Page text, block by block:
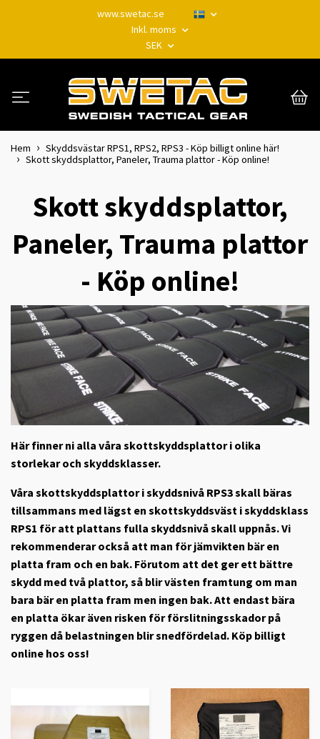
www.swetac.se
Inkl. moms
SEK
Hem
Skyddsvästar RPS1, RPS2, RPS3 - Köp billigt online här!
Skott skyddsplattor, Paneler, Trauma plattor - Köp online!
Skott skyddsplattor,
Paneler, Trauma plattor
- Köp online!
Här finner ni alla våra skottskyddsplattor i olika
storlekar och skyddsklasser.
Våra skottskyddsplattor i skyddsnivå RPS3 skall bäras
tillsammans med lägst en skottskyddsväst i skyddsklass
RPS1 för att plattans fulla skyddsnivå skall uppnås. Vi
rekommenderar också att man för jämvikten bär en
platta fram och en bak. Förutom att det ger ett bättre
skydd med två plattor, så blir västen framtung om man
bara bär en platta fram men ingen bak. Att endast bära
en platta ökar även risken för förslitningsskador på
ryggen då belastningen blir snedfördelad. Köp billigt
online hos oss!